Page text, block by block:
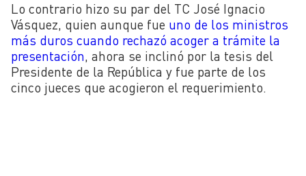
Lo contrario hizo su par del TC José Ignacio
Vásquez, quien aunque fue uno de los ministros
más duros cuando rechazó acoger a trámite la
presentación, ahora se inclinó por la tesis del
Presidente de la República y fue parte de los
cinco jueces que acogieron el requerimiento.